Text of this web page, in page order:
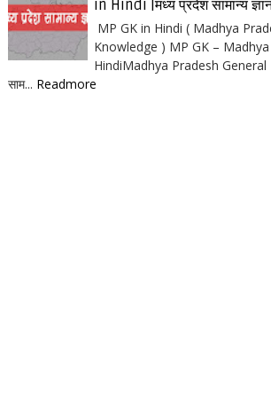
in Hindi |मध्य प्रदेश सामान्य
MP GK in Hindi ( Madhya
Knowledge ) MP GK –
HindiMadhya Pradesh General
साम... Readmore